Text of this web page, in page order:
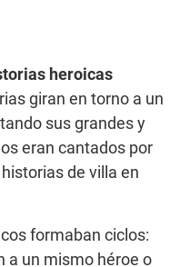
heroicas
giran en torno a un
sus grandes y
eran cantados por
de villa en
formaban ciclos:
a un mismo héroe o